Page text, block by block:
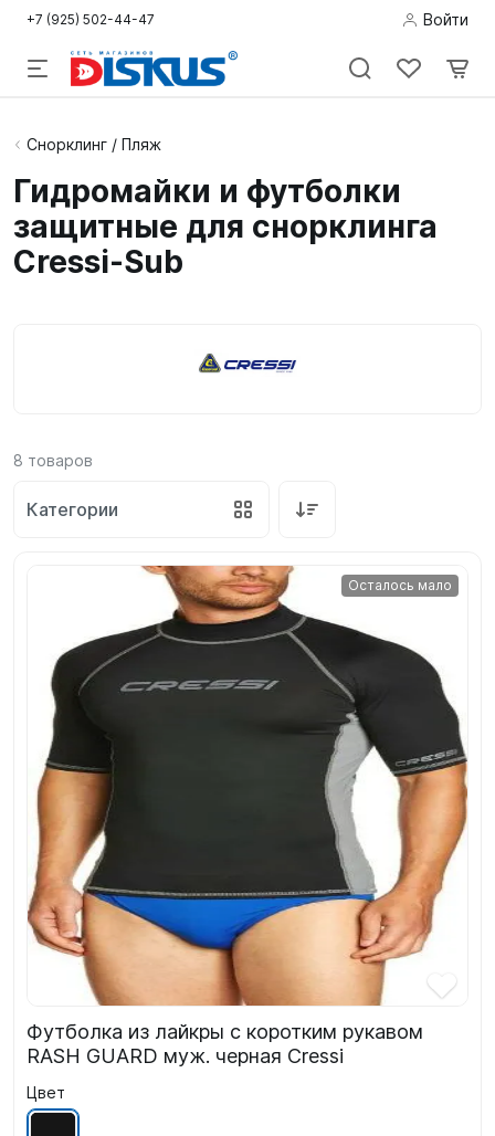
+7 (925) 502-44-47 Войти
Подводная
Дайвинг
Снорклинг /
Бассейн
SUP-
Бренды
Акции
Снорклинг / Пляж
Гидромайки и футболки
защитные для снорклинга
Cressi-Sub
8 товаров
Категории
Осталось мало
Футболка из лайкры с коротким рукавом
RASH GUARD муж. черная Cressi
Цвет